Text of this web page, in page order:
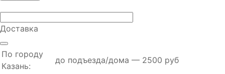
Доставка
По городу
Казань:
до подъезда/дома — 2500 руб